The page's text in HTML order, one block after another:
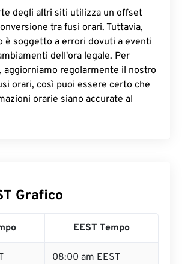
degli altri siti utilizza un offset
tra fusi orari. Tuttavia,
è soggetto a errori dovuti a eventi
dell'ora legale. Per
aggiorniamo regolarmente il nostro
orari, così puoi essere certo che
orarie siano accurate al
Grafico
EEST Tempo
08:00 am EEST